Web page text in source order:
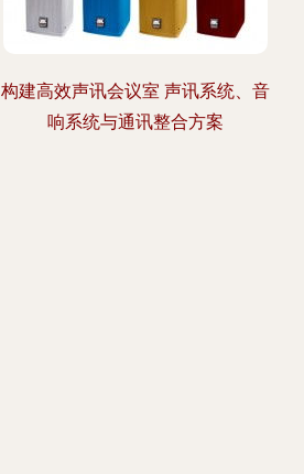
构建高效声讯会议室 声讯系统、音
响系统与通讯整合方案